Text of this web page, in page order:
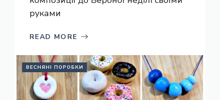
руками
READ MORE
ВЕСНЯНІ ПОРОБКИ